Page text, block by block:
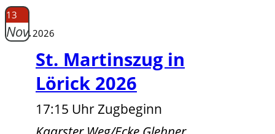
13
Nov.2026
St. Martinszug in
Lörick 2026
17:15 Uhr Zugbeginn